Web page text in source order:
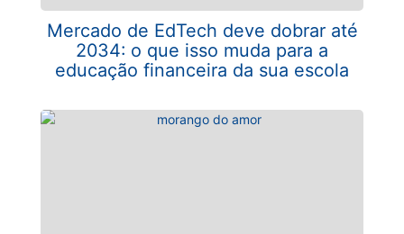
Mercado de EdTech deve dobrar até
2034: o que isso muda para a
educação financeira da sua escola